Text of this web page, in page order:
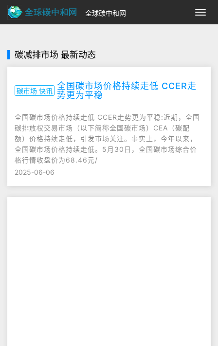
切
换
全球碳中和网
碳减排市场 最新动态
碳市场 快讯 全国碳市场价格持续走低 CCER走
势更为平稳
全国碳市场价格持续走低 CCER走势更为平稳:近期，全国
碳排放权交易市场（以下简称全国碳市场）CEA（碳配
额）价格持续走低，引发市场关注。事实上，今年以来，
全国碳市场价格持续走低。5月30日，全国碳市场综合价
格行情收盘价为68.46元/
2025-06-06